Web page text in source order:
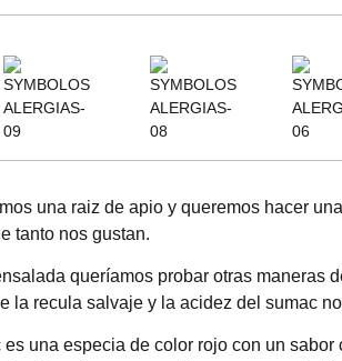
una raiz de apio y queremos hacer
tanto nos gustan.
queríamos probar otras maneras
la recula salvaje y la acidez del sumac
es una especia de color rojo con un